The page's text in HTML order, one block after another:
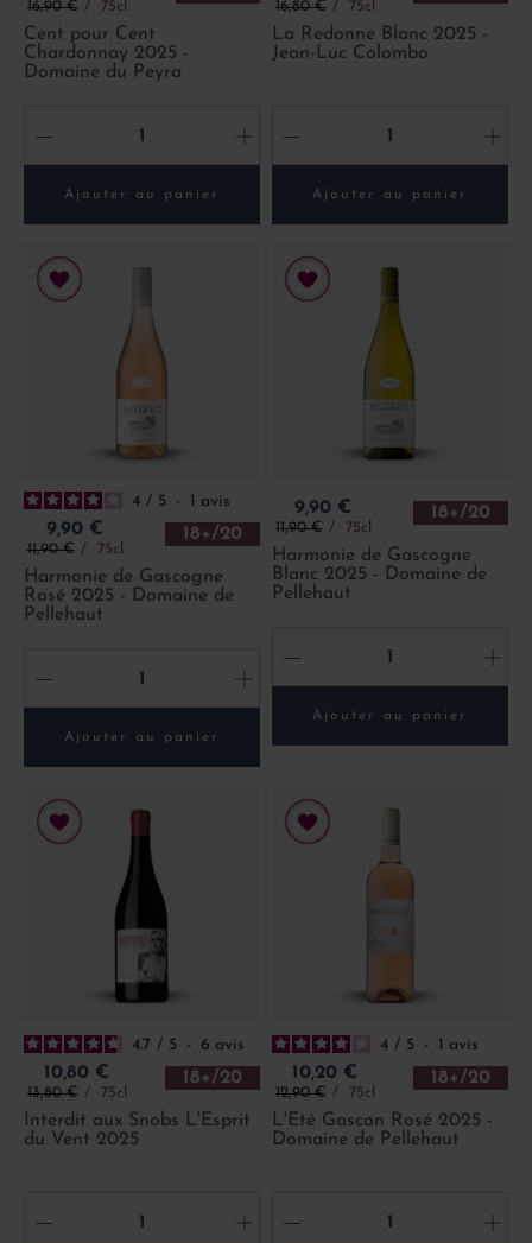
Prix de base
16,90 € 75cl
Cent pour Cent
Chardonnay 2025 -
Domaine du Peyra
- +
Ajouter au panier
Prix de base
16,80 € 75cl
La Redonne Blanc 2025 -
Jean-Luc Colombo
- +
Ajouter au panier
4 / 5 - 1 avis
Prix
9,90 €
Prix de base
11,90 € 75cl
18+/20
Harmonie de Gascogne
Rosé 2025 - Domaine de
Pellehaut
- +
Ajouter au panier
Prix
9,90 €
Prix de base
11,90 € 75cl
18+/20
Harmonie de Gascogne
Blanc 2025 - Domaine de
Pellehaut
- +
Ajouter au panier
4.7 / 5 - 6 avis
Prix
10,80 €
Prix de base
13,80 € 75cl
18+/20
Interdit aux Snobs L'Esprit
du Vent 2025
- +
4 / 5 - 1 avis
Prix
10,20 €
Prix de base
12,90 € 75cl
18+/20
L'Eté Gascon Rosé 2025 -
Domaine de Pellehaut
- +